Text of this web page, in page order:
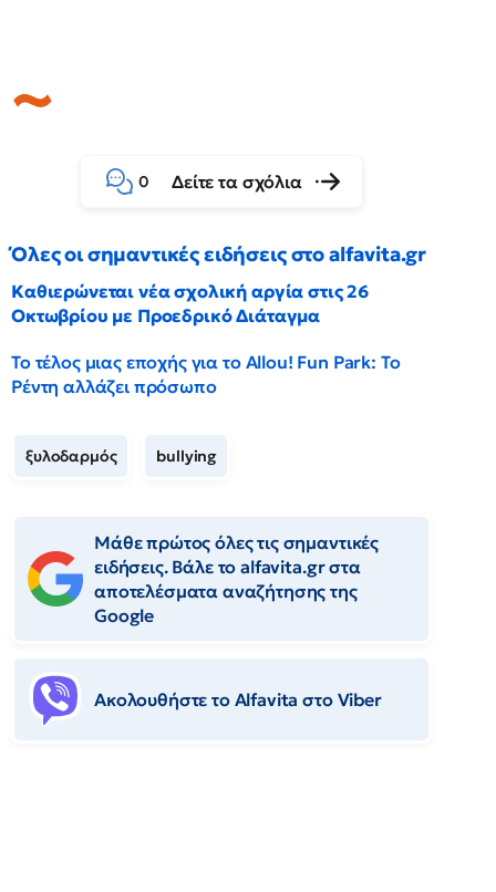
0 Δείτε τα σχόλια
Όλες οι σημαντικές ειδήσεις στο alfavita.gr
Καθιερώνεται νέα σχολική αργία στις 26
Οκτωβρίου με Προεδρικό Διάταγμα
Το τέλος μιας εποχής για το Allou! Fun Park: Το
Ρέντη αλλάζει πρόσωπο
ξυλοδαρμός bullying
Μάθε πρώτος όλες τις σημαντικές
ειδήσεις. Βάλε το alfavita.gr στα
αποτελέσματα αναζήτησης της
Google
Ακολουθήστε το Αlfavita στο Viber